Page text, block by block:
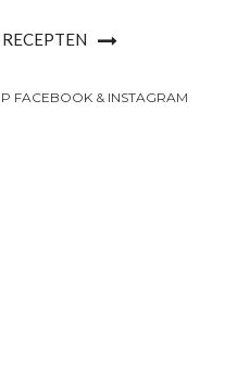
FACEBOOK & INSTAGRAM